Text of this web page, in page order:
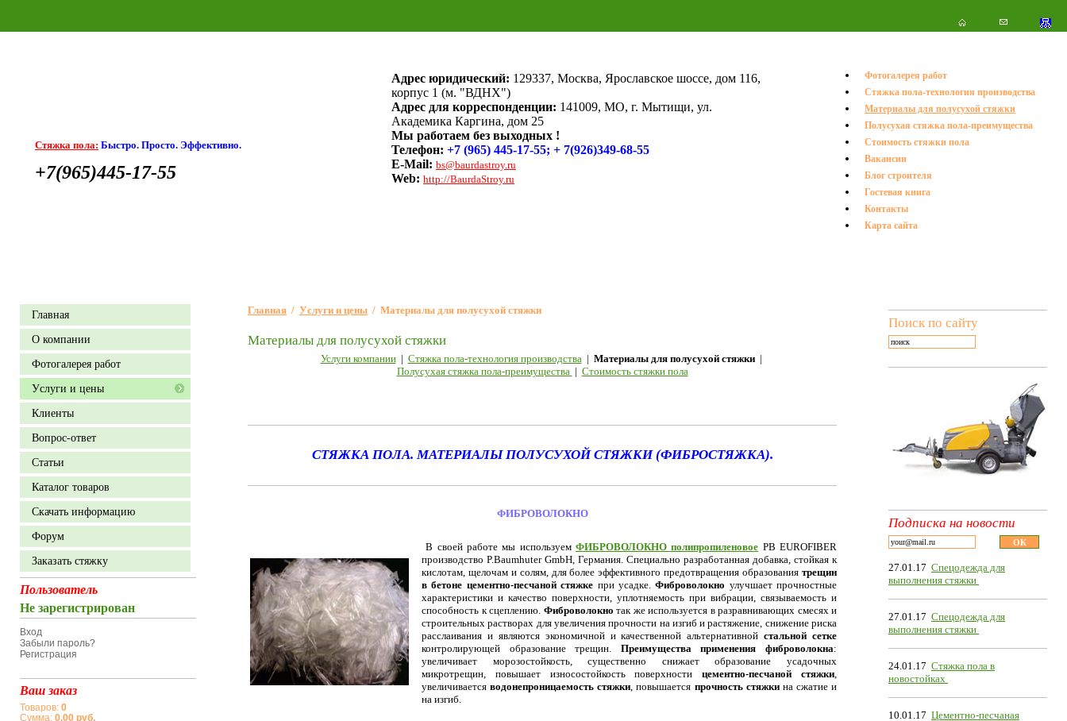
Стяжка пола: Быстро. Просто. Эффективно.
+7(965)445-17-55
Адрес юридический: 129337, Москва, Ярославское шоссе, дом 116,
корпус 1 (м. "ВДНХ")
Адрес для корреспонденции: 141009, МО, г. Мытищи, ул.
Академика Каргина, дом 25
Мы работаем без выходных !
Телефон: +7 (965) 445-17-55; + 7(926)349-68-55
E-Mail: bs@baurdastroy.ru
Web: http://BaurdaStroy.ru
Фотогалерея работ
Стяжка пола-технология производства
Материалы для полусухой стяжки
Полусухая стяжка пола-преимущества
Стоимость стяжки пола
Вакансии
Блог строителя
Гостевая книга
Контакты
Карта сайта
Главная
О компании
Фотогалерея работ
Уcлуги и цены
Клиенты
Вопрос-ответ
Статьи
Каталог товаров
Скачать информацию
Форум
Заказать стяжку
Пользователь
Не зарегистрирован
Вход
Забыли пароль?
Регистрация
Ваш заказ
Товаров: 0
Сумма: 0.00 руб.
Главная / Уcлуги и цены / Материалы для полусухой стяжки
Материалы для полусухой стяжки
Услуги компании| Стяжка пола-технология производства| Материалы для полусухой стяжки|
Полусухая стяжка пола-преимущества | Стоимость стяжки пола
СТЯЖКА ПОЛА. МАТЕРИАЛЫ ПОЛУСУХОЙ СТЯЖКИ (ФИБРОСТЯЖКА).
ФИБРОВОЛОКНО
В своей работе мы используем ФИБРОВОЛОКНО полипропиленовое PB EUROFIBER
производство P.Baumhuter GmbH, Германия. Специально разработанная добавка, стойкая к
кислотам, щелочам и солям, для более эффективного предотвращения образования трещин
в бетоне цементно-песчаной стяжке при усадке.Фиброволокно улучшает прочностные
характеристики и качество поверхности, уплотняемость при вибрации, связываемость и
способность к сцеплению. Фиброволокно так же используется в разравнивающих смесях и
строительных растворах для увеличения прочности на изгиб и растяжение, снижение риска
расслаивания и являются экономичной и качественной альтернативнойстальной сетке
контролирующей образование трещин. Преимущества применения фиброволокна:
увеличивает морозостойкость, существенно снижает образование усадочных
микротрещин, повышает износостойкость поверхностицементно-песчаной стяжки,
увеличиваетсяводонепроницаемость стяжки, повышается прочность стяжкина сжатие и
на изгиб.
Поиск по сайту
Подписка на новости
27.01.17 Спецодежда для
выполнения стяжки
27.01.17 Спецодежда для
выполнения стяжки
24.01.17 Стяжка пола в
новостойках
10.01.17 Цементно-песчаная